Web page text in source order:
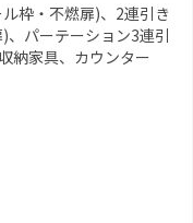
枠・不燃扉)、2連引き
、パーテーション3連引
納家具、カウンター